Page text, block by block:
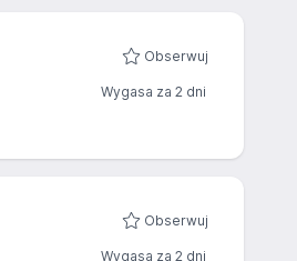
Obserwuj
Wygasa za 2 dni
Obserwuj
Wygasa za 2 dni